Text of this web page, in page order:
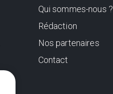
Qui sommes-nous ?
Rédaction
Nos partenaires
Contact